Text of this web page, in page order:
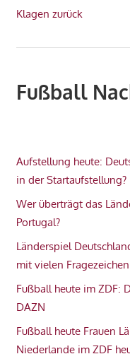
Beitrag:
Klagen zurück
Fußball
Aufstellung heute:
in der Startaufstellung?
Wer überträgt das
Portugal?
Länderspiel
mit vielen Fragezeichen
Fußball heute im ZDF:
DAZN
Fußball heute Frauen
Niederlande im ZDF